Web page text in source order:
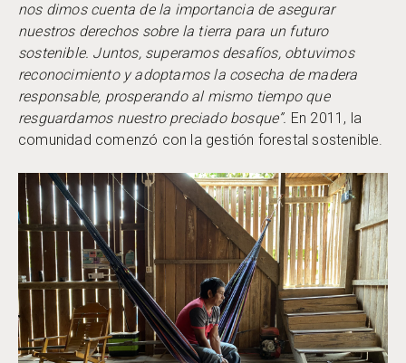
nos dimos cuenta de la importancia de asegurar
nuestros derechos sobre la tierra para un futuro
sostenible. Juntos, superamos desafíos, obtuvimos
reconocimiento y adoptamos la cosecha de madera
responsable, prosperando al mismo tiempo que
resguardamos nuestro preciado bosque”. En 2011, la
comunidad comenzó con la gestión forestal sostenible.